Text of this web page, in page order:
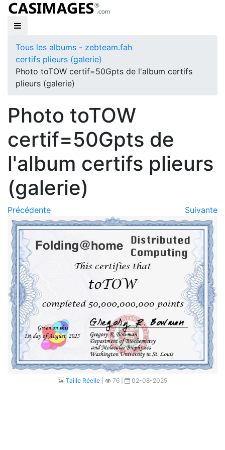
Tous les albums - zebteam.fah
certifs plieurs (galerie)
Photo toTOW certif=50Gpts de l'album certifs
plieurs (galerie)
Photo toTOW
certif=50Gpts de
l'album certifs plieurs
(galerie)
Précédente Suivante
Taille Réelle 76 | 02-08-2025